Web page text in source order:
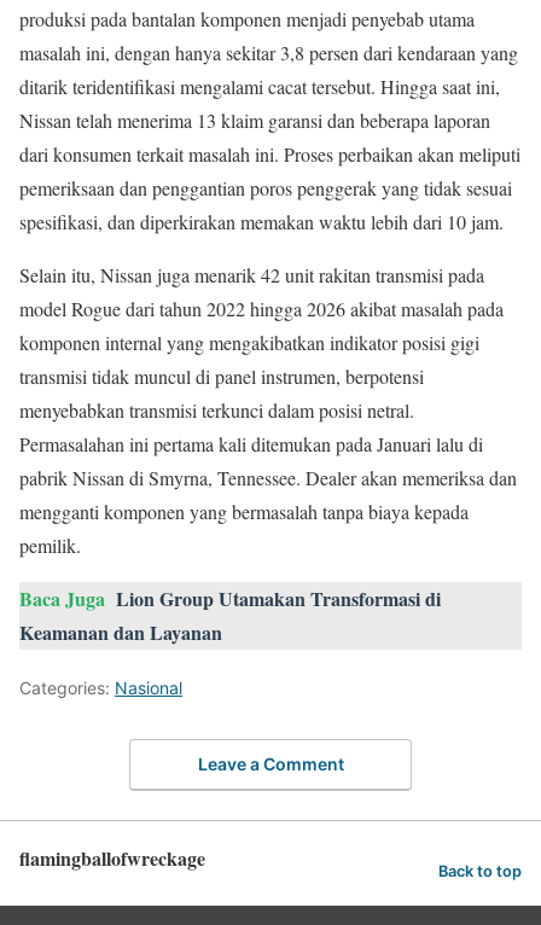
produksi pada bantalan komponen menjadi penyebab utama
masalah ini, dengan hanya sekitar 3,8 persen dari kendaraan yang
ditarik teridentifikasi mengalami cacat tersebut. Hingga saat ini,
Nissan telah menerima 13 klaim garansi dan beberapa laporan
dari konsumen terkait masalah ini. Proses perbaikan akan meliputi
pemeriksaan dan penggantian poros penggerak yang tidak sesuai
spesifikasi, dan diperkirakan memakan waktu lebih dari 10 jam.
Selain itu, Nissan juga menarik 42 unit rakitan transmisi pada
model Rogue dari tahun 2022 hingga 2026 akibat masalah pada
komponen internal yang mengakibatkan indikator posisi gigi
transmisi tidak muncul di panel instrumen, berpotensi
menyebabkan transmisi terkunci dalam posisi netral.
Permasalahan ini pertama kali ditemukan pada Januari lalu di
pabrik Nissan di Smyrna, Tennessee. Dealer akan memeriksa dan
mengganti komponen yang bermasalah tanpa biaya kepada
pemilik.
Baca Juga Lion Group Utamakan Transformasi di
Keamanan dan Layanan
Categories: Nasional
Leave a Comment
flamingballofwreckage Back to top